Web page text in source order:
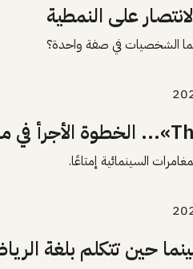
على النمطية
الشخصيات في صفة واحدة؟
السينمائية إمتاعًا.
حين تتكلم بلغة